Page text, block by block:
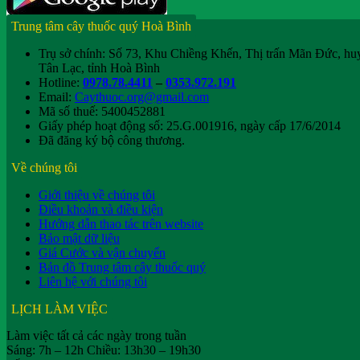
Trung tâm cây thuốc quý Hoà Bình
Trụ sở chính: Số 73, Khu Chiềng Khến, Thị trấn Mãn Đức,
Tân Lạc, tỉnh Hoà Bình
Hotline: 0978.78.4411 – 0353.972.191
Email: Caythuoc.org@gmail.com
Mã số thuế: 5400452881
Giấy phép hoạt động số: 25.G.001916, ngày cấp 17/6/2014
Đã đăng ký bộ công thương.
Về chúng tôi
Giới thiệu về chúng tôi
Điều khoản và điều kiện
Hướng dẫn thao tác trên website
Bảo mật dữ liệu
Giá Cước và vận chuyển
Bản đồ Trung tâm cây thuốc quý
Liên hệ với chúng tôi
LỊCH LÀM VIỆC
Làm việc tất cả các ngày trong tuần
Sáng: 7h – 12h Chiều: 13h30 – 19h30